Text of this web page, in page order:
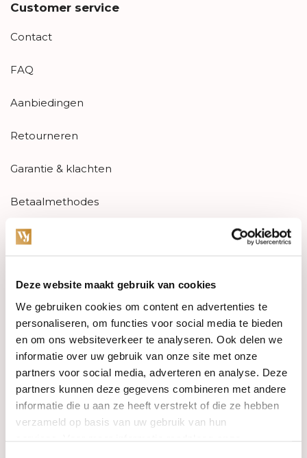
Deze website maakt gebruik van cookies
We gebruiken cookies om content en advertenties te
personaliseren, om functies voor social media te bieden
en om ons websiteverkeer te analyseren. Ook delen we
informatie over uw gebruik van onze site met onze
partners voor social media, adverteren en analyse. Deze
partners kunnen deze gegevens combineren met andere
informatie die u aan ze heeft verstrekt of die ze hebben
verzameld op basis van uw gebruik van hun
Customer service
Contact
FAQ
Aanbiedingen
Retourneren
Garantie & klachten
Betaalmethodes
Sitemap
Categories
Watches
Jewellery
Wedding rings
PRE-OWNED